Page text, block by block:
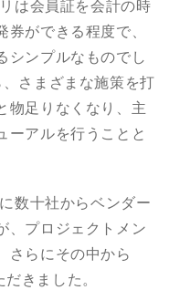
は会員証を会計の時
ができる程度で、
シンプルなものでし
さまざまな施策を打
物足りなくなり、主
ーアルを行うことと
数十社からベンダー
、プロジェクトメン
さらにその中から
きました。